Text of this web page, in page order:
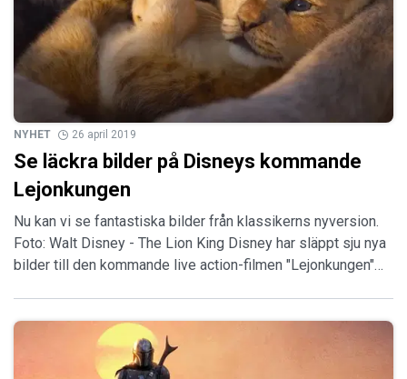
NYHET 26 april 2019
Se läckra bilder på Disneys kommande
Lejonkungen
Nu kan vi se fantastiska bilder från klassikerns nyversion.
Foto: Walt Disney - The Lion King Disney har släppt sju nya
bilder till den kommande live action-filmen "Lejonkungen"…